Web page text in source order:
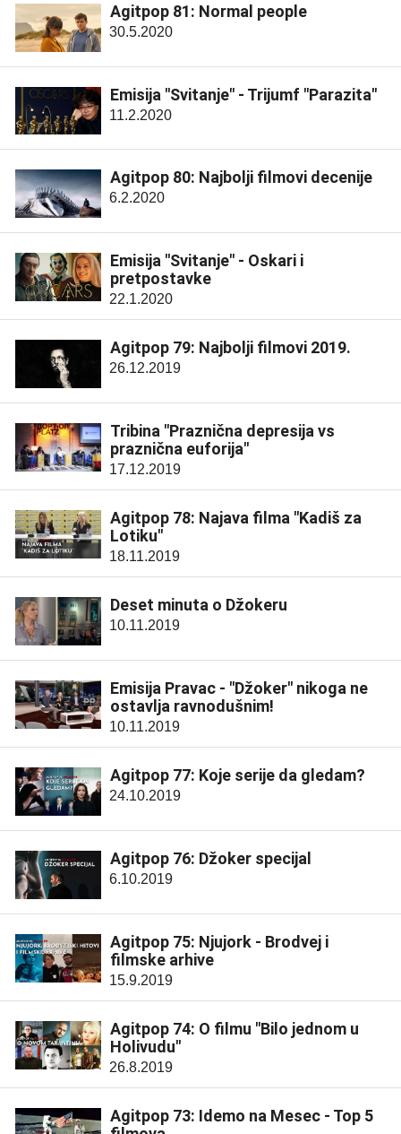
Agitpop 81: Normal people
30.5.2020
Emisija "Svitanje" - Trijumf "Parazita"
11.2.2020
Agitpop 80: Najbolji filmovi decenije
6.2.2020
Emisija "Svitanje" - Oskari i
pretpostavke
22.1.2020
Agitpop 79: Najbolji filmovi 2019.
26.12.2019
Tribina "Praznična depresija vs
praznična euforija"
17.12.2019
Agitpop 78: Najava filma "Kadiš za
Lotiku"
18.11.2019
Deset minuta o Džokeru
10.11.2019
Emisija Pravac - "Džoker" nikoga ne
ostavlja ravnodušnim!
10.11.2019
Agitpop 77: Koje serije da gledam?
24.10.2019
Agitpop 76: Džoker specijal
6.10.2019
Agitpop 75: Njujork - Brodvej i
filmske arhive
15.9.2019
Agitpop 74: O filmu "Bilo jednom u
Holivudu"
26.8.2019
Agitpop 73: Idemo na Mesec - Top 5